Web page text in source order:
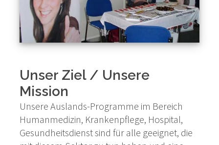
Unser Ziel / Unsere
Mission
Unsere Auslands-Programme im Bereich
Humanmedizin, Krankenpflege, Hospital,
Gesundheitsdienst sind für alle geeignet, die